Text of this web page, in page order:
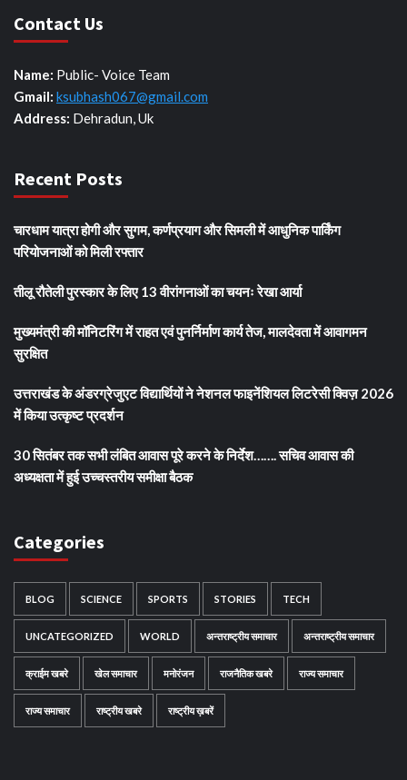
Contact Us
Name: Public- Voice Team
Gmail: ksubhash067@gmail.com
Address: Dehradun, Uk
Recent Posts
चारधाम यात्रा होगी और सुगम, कर्णप्रयाग और सिमली में आधुनिक पार्किंग
परियोजनाओं को मिली रफ्तार
तीलू रौतेली पुरस्कार के लिए 13 वीरांगनाओं का चयनः रेखा आर्या
मुख्यमंत्री की मॉनिटरिंग में राहत एवं पुनर्निर्माण कार्य तेज, मालदेवता में आवागमन
सुरक्षित
उत्तराखंड के अंडरग्रेजुएट विद्यार्थियों ने नेशनल फाइनेंशियल लिटरेसी क्विज़ 2026
में किया उत्कृष्ट प्रदर्शन
30 सितंबर तक सभी लंबित आवास पूरे करने के निर्देश……. सचिव आवास की
अध्यक्षता में हुई उच्चस्तरीय समीक्षा बैठक
Categories
BLOG SCIENCE SPORTS STORIES TECH
UNCATEGORIZED WORLD अन्तराष्ट्रीय समाचार अन्तराष्ट्रीय समाचार
क्राईम खबरे खेल समाचार मनोरंजन राजनैतिक खबरे राज्य समाचार
राज्य समाचार राष्ट्रीय खबरे राष्ट्रीय ख़बरें